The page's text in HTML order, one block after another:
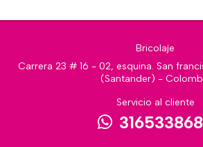
Bricolaje
Carrera 23 # 16 - 02, esquina. San
(Santander) -
Servicio al cliente